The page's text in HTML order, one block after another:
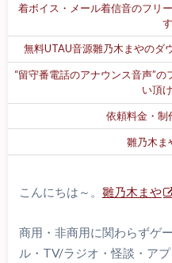
着ボイス・メール着信音のフリ
す
無料UTAU音源雛乃木まやのダ
“留守番電話のアナウンス音声”
い頂
依頼料金・制
雛乃木ま
こんにちは～。 雛乃木まや
商用・非商用に関わらずゲ
ル・TV/ラジオ・怪談・ア